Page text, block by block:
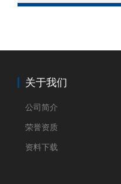
关于我们
公司简介
荣誉资质
资料下载